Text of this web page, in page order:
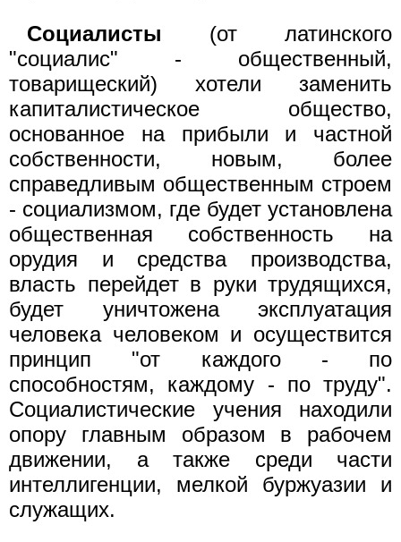
Социалисты (от латинского
"социалис" - общественный,
товарищеский) хотели заменить
капиталистическое общество,
основанное на прибыли и частной
собственности, новым, более
справедливым общественным строем
- социализмом, где будет установлена
общественная собственность на
орудия и средства производства,
власть перейдет в руки трудящихся,
будет уничтожена эксплуатация
человека человеком и осуществится
принцип "от каждого - по
способностям, каждому - по труду".
Социалистические учения находили
опору главным образом в рабочем
движении, а также среди части
интеллигенции, мелкой буржуазии и
служащих.